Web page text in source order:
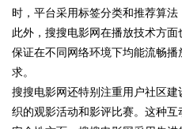
!
时，平台采用标签分类和推荐算
此外，搜搜电影网在播放技术方
保证在不同网络环境下均能流畅
求。
搜搜电影网还特别注重用户社区
织的观影活动和影评比赛。这种